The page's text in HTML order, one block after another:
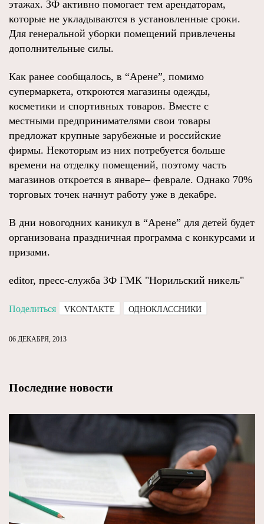
этажах. ЗФ активно помогает тем арендаторам,
которые не укладываются в установленные сроки.
Для генеральной уборки помещений привлечены
дополнительные силы.
Как ранее сообщалось, в “Арене”, помимо
супермаркета, откроются магазины одежды,
косметики и спортивных товаров. Вместе с
местными предпринимателями свои товары
предложат крупные зарубежные и российские
фирмы. Некоторым из них потребуется больше
времени на отделку помещений, поэтому часть
магазинов откроется в январе– феврале. Однако 70%
торговых точек начнут работу уже в декабре.
В дни новогодних каникул в “Арене” для детей будет
организована праздничная программа с конкурсами и
призами.
editor, пресс-служба ЗФ ГМК "Норильский никель"
Поделиться VKONTAKTE ОДНОКЛАССНИКИ
06 ДЕКАБРЯ, 2013
Последние новости